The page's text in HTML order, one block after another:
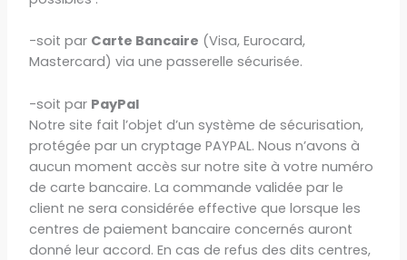
-soit par Carte Bancaire (Visa, Eurocard,
Mastercard) via une passerelle sécurisée.
-soit par PayPal
Notre site fait l’objet d’un système de sécurisation,
protégée par un cryptage PAYPAL. Nous n’avons à
aucun moment accès sur notre site à votre numéro
de carte bancaire. La commande validée par le
client ne sera considérée effective que lorsque les
centres de paiement bancaire concernés auront
donné leur accord. En cas de refus des dits centres,